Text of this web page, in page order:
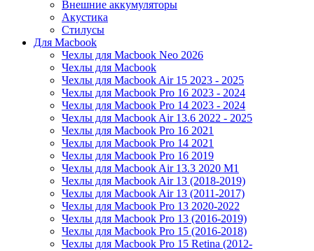
Внешние аккумуляторы
Акустика
Стилусы
Для Macbook
Чехлы для Macbook Neo 2026
Чехлы для Macbook
Чехлы для Macbook Air 15 2023 - 2025
Чехлы для Macbook Pro 16 2023 - 2024
Чехлы для Macbook Pro 14 2023 - 2024
Чехлы для Macbook Air 13.6 2022 - 2025
Чехлы для Macbook Pro 16 2021
Чехлы для Macbook Pro 14 2021
Чехлы для Macbook Pro 16 2019
Чехлы для Macbook Air 13.3 2020 M1
Чехлы для Macbook Air 13 (2018-2019)
Чехлы для Macbook Air 13 (2011-2017)
Чехлы для Macbook Pro 13 2020-2022
Чехлы для Macbook Pro 13 (2016-2019)
Чехлы для Macbook Pro 15 (2016-2018)
Чехлы для Macbook Pro 15 Retina (2012-